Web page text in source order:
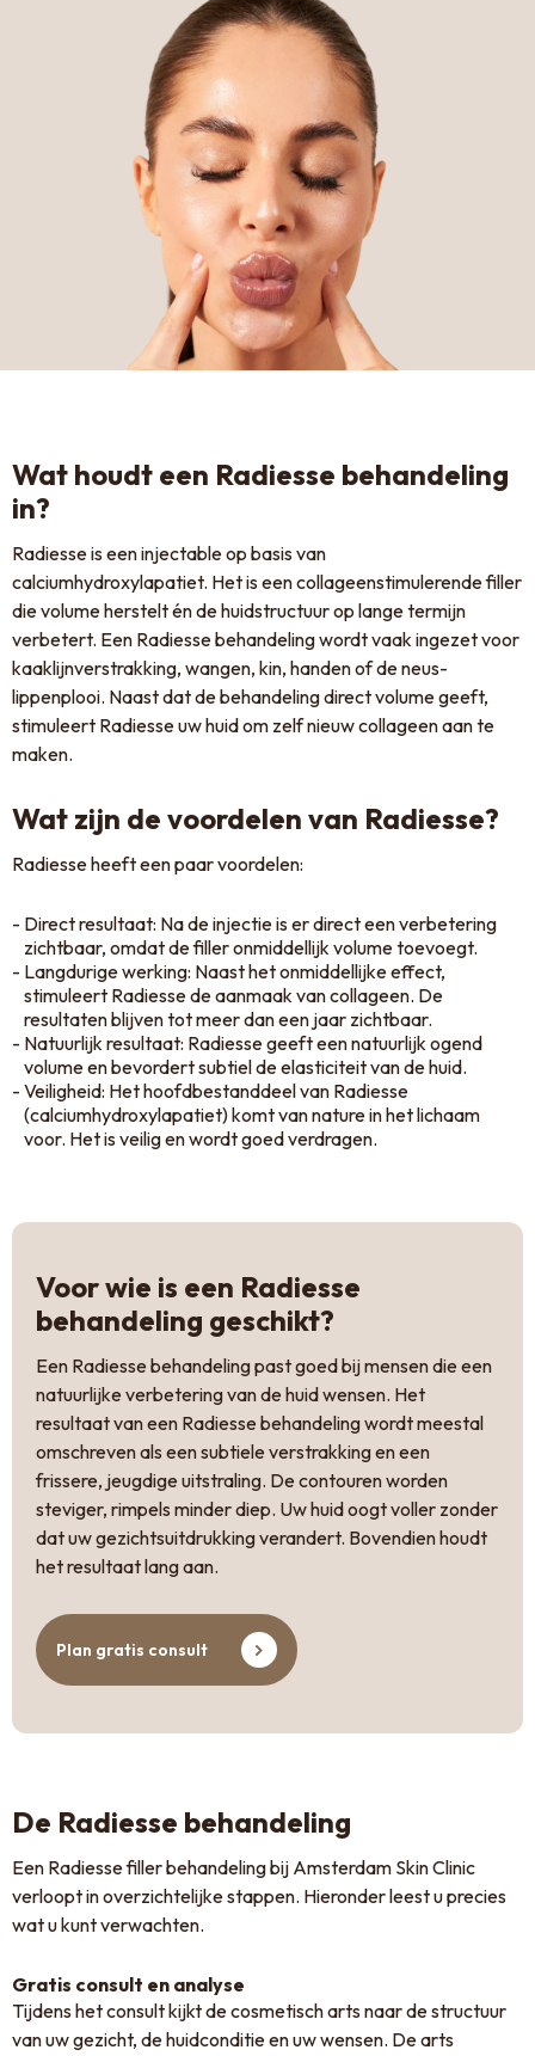
Wat houdt een Radiesse behandeling
in?
Radiesse is een injectable op basis van
calciumhydroxylapatiet. Het is een collageenstimulerende filler
die volume herstelt én de huidstructuur op lange termijn
verbetert. Een Radiesse behandeling wordt vaak ingezet voor
kaaklijnverstrakking, wangen, kin, handen of de neus-
lippenplooi. Naast dat de behandeling direct volume geeft,
stimuleert Radiesse uw huid om zelf nieuw collageen aan te
maken.
Wat zijn de voordelen van Radiesse?
Radiesse heeft een paar voordelen:
Direct resultaat: Na de injectie is er direct een verbetering
zichtbaar, omdat de filler onmiddellijk volume toevoegt.
Langdurige werking: Naast het onmiddellijke effect,
stimuleert Radiesse de aanmaak van collageen. De
resultaten blijven tot meer dan een jaar zichtbaar.
Natuurlijk resultaat: Radiesse geeft een natuurlijk ogend
volume en bevordert subtiel de elasticiteit van de huid.
Veiligheid: Het hoofdbestanddeel van Radiesse
(calciumhydroxylapatiet) komt van nature in het lichaam
voor. Het is veilig en wordt goed verdragen.
Voor wie is een Radiesse
behandeling geschikt?
Een Radiesse behandeling past goed bij mensen die een
natuurlijke verbetering van de huid wensen. Het
resultaat van een Radiesse behandeling wordt meestal
omschreven als een subtiele verstrakking en een
frissere, jeugdige uitstraling. De contouren worden
steviger, rimpels minder diep. Uw huid oogt voller zonder
dat uw gezichtsuitdrukking verandert. Bovendien houdt
het resultaat lang aan.
Plan gratis consult
De Radiesse behandeling
Een Radiesse filler behandeling bij Amsterdam Skin Clinic
verloopt in overzichtelijke stappen. Hieronder leest u precies
wat u kunt verwachten.
Gratis consult en analyse
Tijdens het consult kijkt de cosmetisch arts naar de structuur
van uw gezicht, de huidconditie en uw wensen. De arts